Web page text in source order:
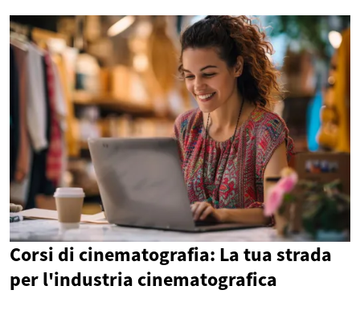
Corsi di cinematografia: La tua strada
per l'industria cinematografica